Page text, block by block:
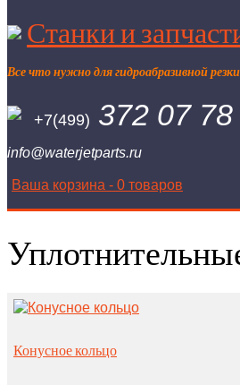
Станки и
Все что нужно для гидроабразивной резки
+7(499) 372 07 78
info@waterjetparts.ru
Ваша корзина - 0 товаров
Конусное кольцо